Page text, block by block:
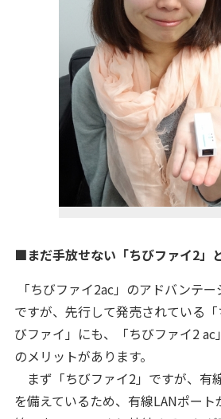
■まだ手放せない「ちびファイ2」
「ちびファイ2ac」のアドバンテ
ですが、先行して発売されている
びファイ」にも、「ちびファイ2
のメリットがあります。
まず「ちびファイ2」ですが、有
を備えているため、有線LANポー